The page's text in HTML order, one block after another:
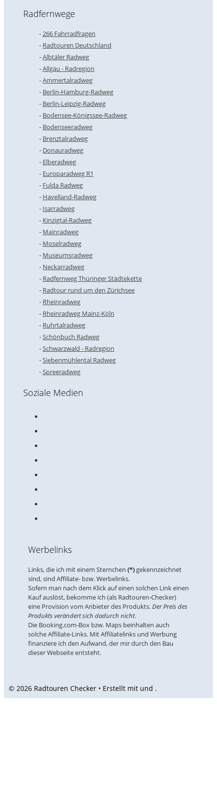
Radfernwege
266 Fahrradfragen
Radtouren Deutschland
Albtäler Radweg
Allgäu - Radregion
Ammertalradweg
Berlin-Hamburg-Radweg
Berlin-Leipzig-Radweg
Bodensee-Königssee-Radweg
Bodenseeradweg
Brenztalradweg
Donauradweg
Elberadweg
Europaradweg R1
Fulda Radweg
Havelland-Radweg
Isarradweg
Kinzigtal-Radweg
Mainradweg
Moselradweg
Museumsradweg
Neckarradweg
Radfernweg Thüringer Städtekette
Radtour rund um den Zürichsee
Rheinradweg
Rheinradweg Mainz-Köln
Ruhrtalradweg
Schönbuch Radweg
Schwarzwald - Radregion
Siebenmühlental Radweg
Spreeradweg
Soziale Medien
Werbelinks
Links, die ich mit einem Sternchen (*)gekennzeichnet
sind, sind Affiliate- bzw. Werbelinks.
Sofern man nach dem Klick auf einen solchen Link einen
Kauf auslöst, bekomme ich (als Radtouren-Checker)
eine Provision vom Anbieter des Produkts.Der Preis des
Produkts verändert sich dadurch nicht.
Die Booking.com-Box bzw. Maps beinhalten auch
solche Affiliate-Links. Mit Affiliatelinks und Werbung
finanziere ich den Aufwand, der mir durch den Bau
dieser Webseite entsteht.
© 2026 Radtouren Checker • Erstellt mit und .